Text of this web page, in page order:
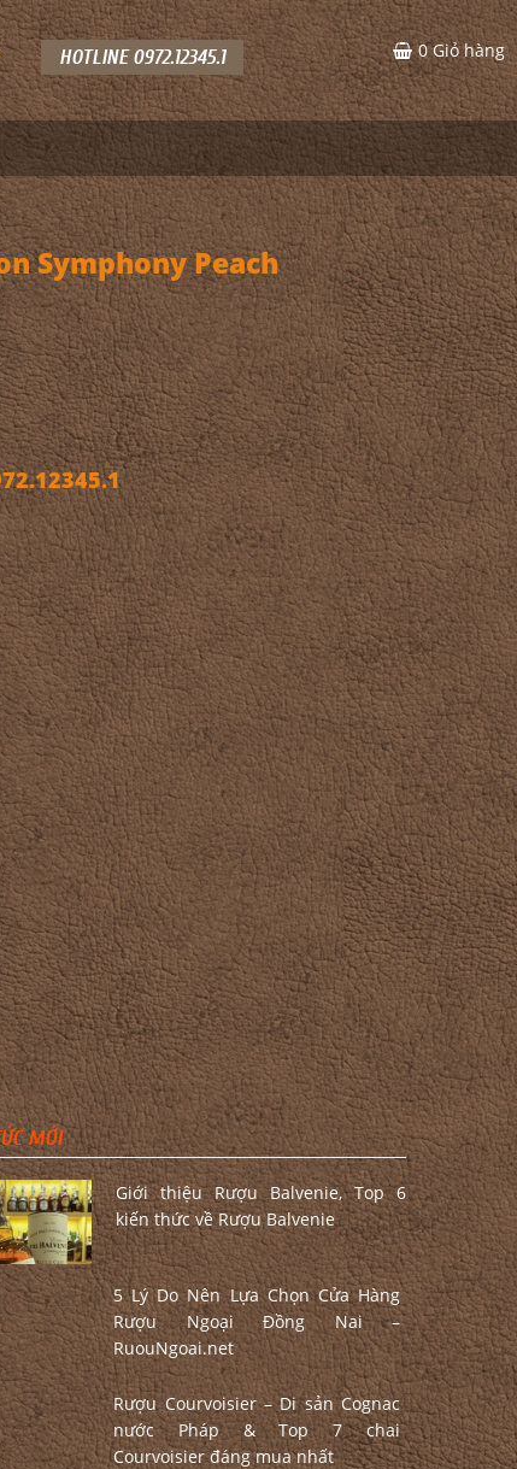
HOTLINE 0972.12345.1 0 Giỏ hàng
Symphony Peach
MỚI
Giới thiệu Rượu Balvenie, Top 6
kiến thức về Rượu Balvenie
5 Lý Do Nên Lựa Chọn Cửa Hàng
Rượu Ngoại Đồng Nai –
RuouNgoai.net
Rượu Courvoisier – Di sản Cognac
nước Pháp & Top 7 chai
Courvoisier đáng mua nhất